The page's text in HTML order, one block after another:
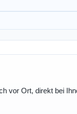
vor Ort, direkt bei